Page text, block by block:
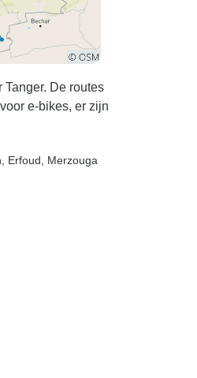
De routes
e-bikes, er zijn
, Erfoud , Merzouga